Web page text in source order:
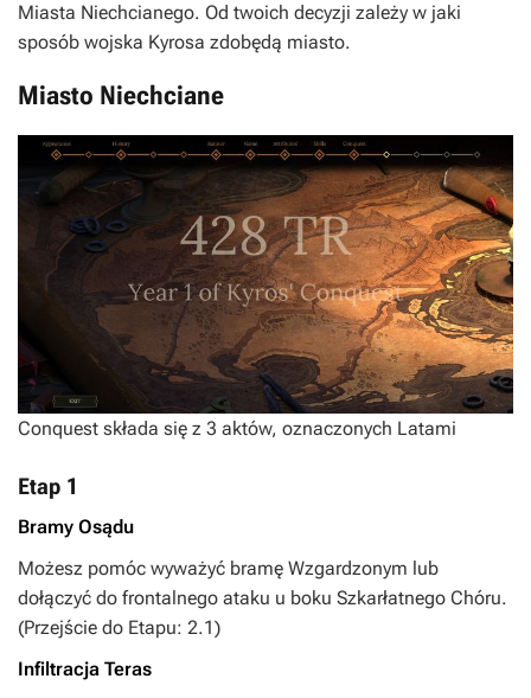
Miasta Niechcianego. Od twoich decyzji zależy w jaki
sposób wojska Kyrosa zdobędą miasto.
Miasto Niechciane
Conquest składa się z 3 aktów, oznaczonych Latami
Etap 1
Bramy Osądu
Możesz pomóc wyważyć bramę Wzgardzonym lub
dołączyć do frontalnego ataku u boku Szkarłatnego Chóru.
(Przejście do Etapu: 2.1)
Infiltracja Teras